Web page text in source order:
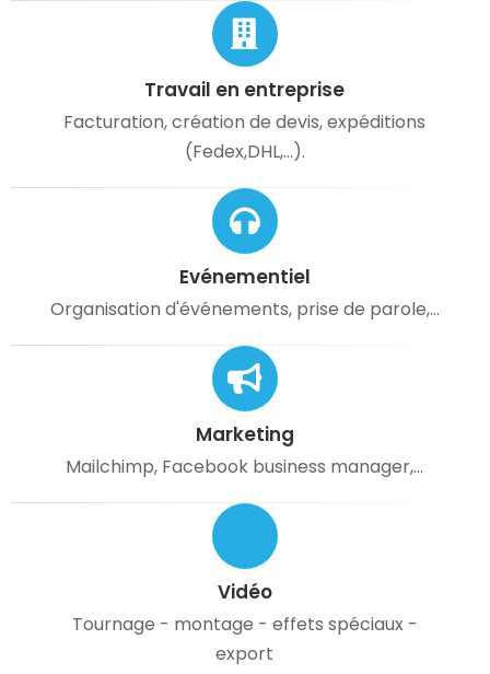
Travail en entreprise
Facturation, création de devis, expéditions
(Fedex,DHL,...).
Evénementiel
Organisation d'événements, prise de parole,...
Marketing
Mailchimp, Facebook business manager,...
Vidéo
Tournage - montage - effets spéciaux -
export